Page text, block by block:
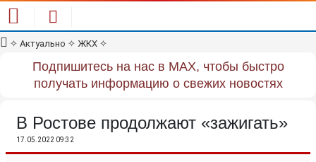
✧ Актуально ✧ ЖКХ ✧
Подпишитесь на нас в MAX, чтобы быстро
получать информацию о свежих новостях
В Ростове продолжают «зажигать»
17.05.2022 09:32